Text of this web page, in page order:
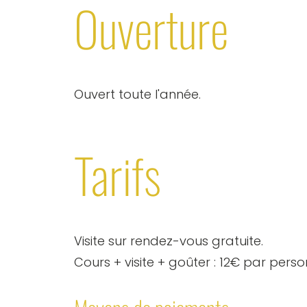
Ouverture
Ouvert toute l'année.
Tarifs
Visite sur rendez-vous gratuite.
Cours + visite + goûter : 12€ par